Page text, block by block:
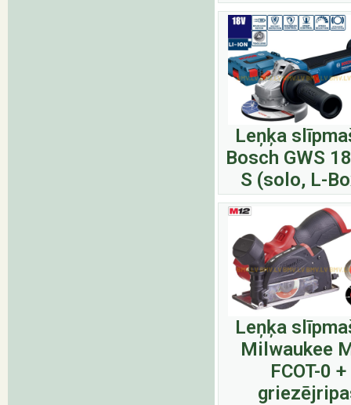
Leņķa
Bosch GWS
S (solo, L-
Leņķa
Milwaukee
FCOT-0 +